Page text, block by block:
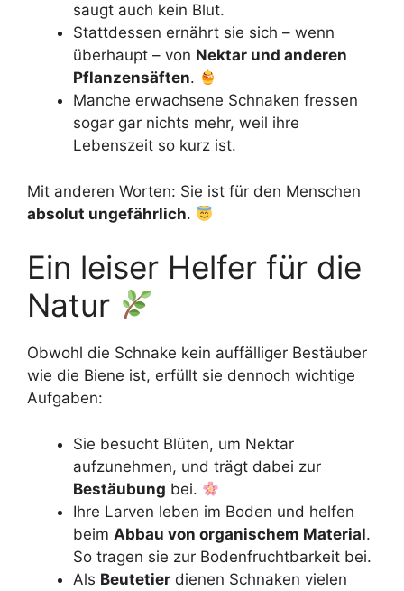
saugt auch kein Blut.
Stattdessen ernährt sie sich – wenn
überhaupt – von Nektar und anderen
Pflanzensäften.
Manche erwachsene Schnaken fressen
sogar gar nichts mehr, weil ihre
Lebenszeit so kurz ist.
Mit anderen Worten: Sie ist für den Menschen
absolut ungefährlich.
Ein leiser Helfer für die
Natur
Obwohl die Schnake kein auffälliger Bestäuber
wie die Biene ist, erfüllt sie dennoch wichtige
Aufgaben:
Sie besucht Blüten, um Nektar
aufzunehmen, und trägt dabei zur
Bestäubung bei.
Ihre Larven leben im Boden und helfen
beim Abbau von organischem Material.
So tragen sie zur Bodenfruchtbarkeit bei.
Als Beutetier dienen Schnaken vielen